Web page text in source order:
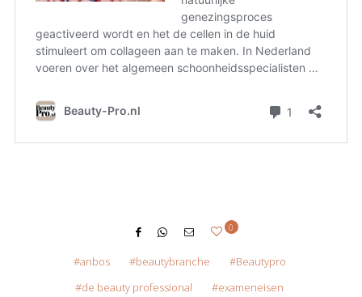
0
anbos beautybranche
Beautypro
de beauty professional
exameneisen